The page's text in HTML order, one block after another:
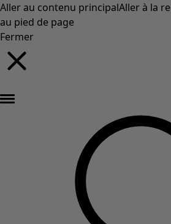
Aller au contenu principalAller à la
au pied de page
Fermer